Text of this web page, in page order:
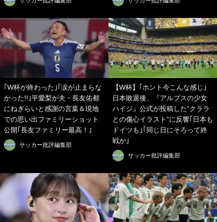
｢W杯が終わった｣｢涙が止まらな
かった!!｣平愛梨が夫・長友佑都
にねぎらいと感謝の言葉＆現地
での思い出ファミリーショット
公開｢長友ファミリー最高！｣
サッカー批評編集部
【W杯】｢ホント今こんな感じ｣
日本敗退後、『アルプスの少女
ハイジ』公式が投稿した“クララ
との傷心イラスト”に反響｢日本も
ドイツも｣｢同じ日にそろって終
戦か｣
サッカー批評編集部